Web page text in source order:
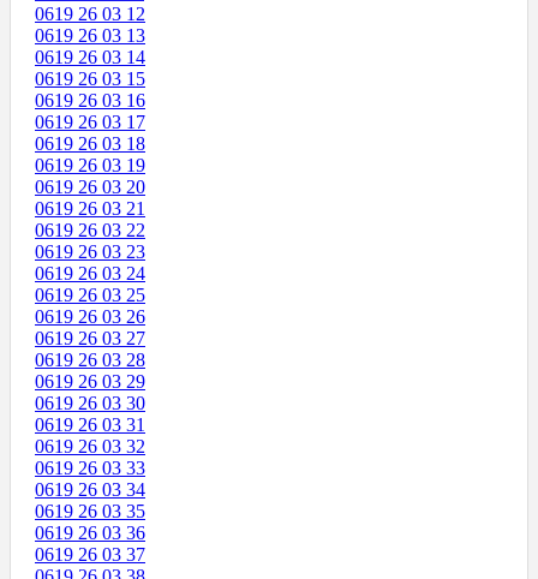
0619 26 03 12
0619 26 03 13
0619 26 03 14
0619 26 03 15
0619 26 03 16
0619 26 03 17
0619 26 03 18
0619 26 03 19
0619 26 03 20
0619 26 03 21
0619 26 03 22
0619 26 03 23
0619 26 03 24
0619 26 03 25
0619 26 03 26
0619 26 03 27
0619 26 03 28
0619 26 03 29
0619 26 03 30
0619 26 03 31
0619 26 03 32
0619 26 03 33
0619 26 03 34
0619 26 03 35
0619 26 03 36
0619 26 03 37